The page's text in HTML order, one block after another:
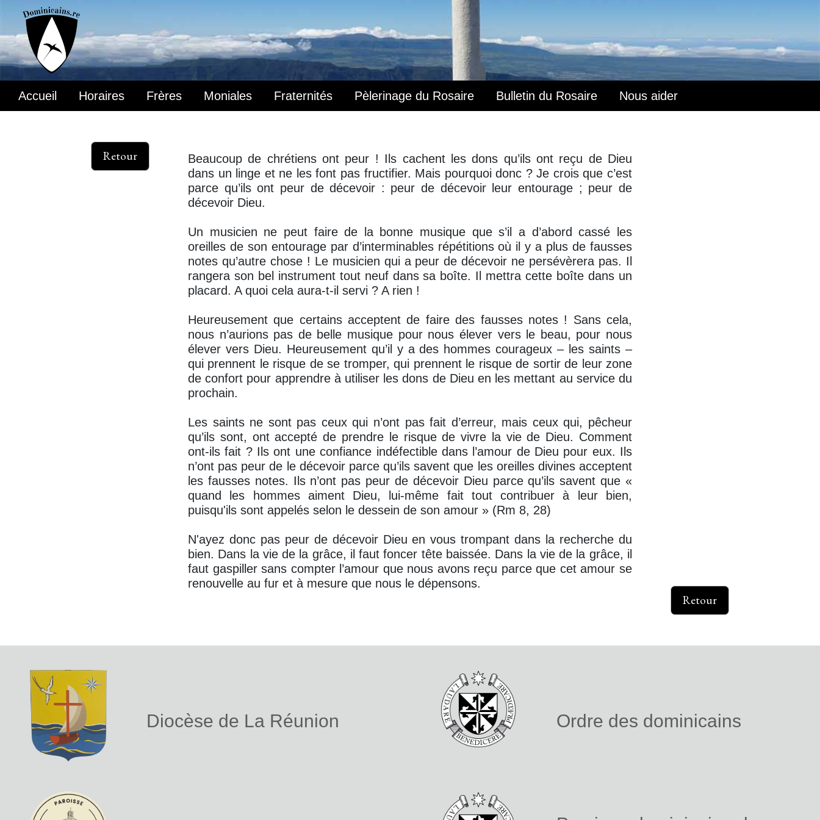
Accueil Horaires Frères Moniales Fraternités Pèlerinage du Rosaire Bulletin du Rosaire Nous aider
Retour
Beaucoup de chrétiens ont peur ! Ils cachent les dons qu’ils ont reçu de Dieu
dans un linge et ne les font pas fructifier. Mais pourquoi donc ? Je crois que c’est
parce qu’ils ont peur de décevoir : peur de décevoir leur entourage ; peur de
décevoir Dieu.
Un musicien ne peut faire de la bonne musique que s’il a d’abord cassé les
oreilles de son entourage par d’interminables répétitions où il y a plus de fausses
notes qu’autre chose ! Le musicien qui a peur de décevoir ne persévèrera pas. Il
rangera son bel instrument tout neuf dans sa boîte. Il mettra cette boîte dans un
placard. A quoi cela aura-t-il servi ? A rien !
Heureusement que certains acceptent de faire des fausses notes ! Sans cela,
nous n’aurions pas de belle musique pour nous élever vers le beau, pour nous
élever vers Dieu. Heureusement qu’il y a des hommes courageux – les saints –
qui prennent le risque de se tromper, qui prennent le risque de sortir de leur zone
de confort pour apprendre à utiliser les dons de Dieu en les mettant au service du
prochain.
Les saints ne sont pas ceux qui n’ont pas fait d’erreur, mais ceux qui, pêcheur
qu’ils sont, ont accepté de prendre le risque de vivre la vie de Dieu. Comment
ont-ils fait ? Ils ont une confiance indéfectible dans l’amour de Dieu pour eux. Ils
n’ont pas peur de le décevoir parce qu’ils savent que les oreilles divines acceptent
les fausses notes. Ils n’ont pas peur de décevoir Dieu parce qu’ils savent que «
quand les hommes aiment Dieu, lui-même fait tout contribuer à leur bien,
puisqu'ils sont appelés selon le dessein de son amour » (Rm 8, 28)
N'ayez donc pas peur de décevoir Dieu en vous trompant dans la recherche du
bien. Dans la vie de la grâce, il faut foncer tête baissée. Dans la vie de la grâce, il
faut gaspiller sans compter l’amour que nous avons reçu parce que cet amour se
renouvelle au fur et à mesure que nous le dépensons.
Retour
Diocèse de La Réunion Ordre des dominicains